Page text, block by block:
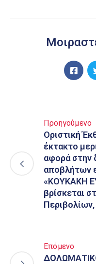
Προηγούμενο
Οριστική
έκτακτο
αφορά στην
αποβλήτων
«ΚΟΥΚΑΚΗ
βρίσκεται
Επόμενο